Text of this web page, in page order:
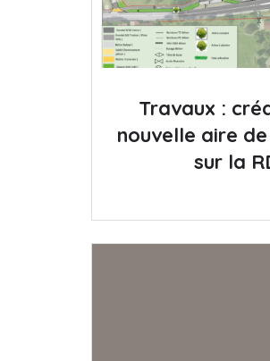
Travaux :
nouvelle aire
sur la